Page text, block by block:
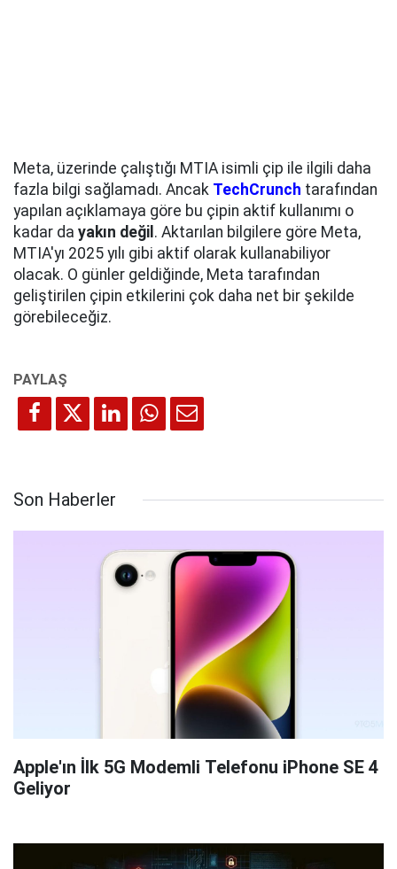
Meta, üzerinde çalıştığı MTIA isimli çip ile ilgili daha
fazla bilgi sağlamadı. Ancak TechCrunch tarafından
yapılan açıklamaya göre bu çipin aktif kullanımı o
kadar da yakın değil . Aktarılan bilgilere göre Meta,
MTIA'yı 2025 yılı gibi aktif olarak kullanabiliyor
olacak. O günler geldiğinde, Meta tarafından
geliştirilen çipin etkilerini çok daha net bir şekilde
görebileceğiz.
Son Haberler
Apple'ın İlk 5G Modemli Telefonu iPhone SE 4
Geliyor